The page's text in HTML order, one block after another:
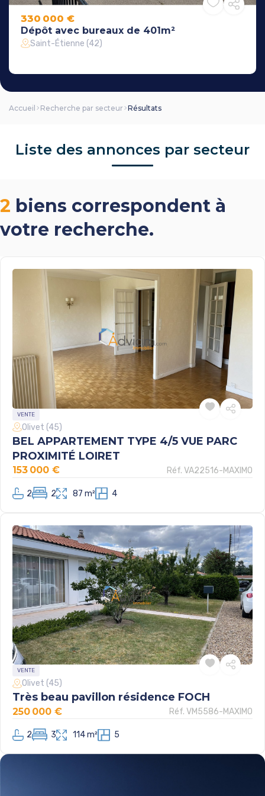
Dépôt avec bureaux de 401m²
330 000 €
Saint-Étienne (42)
Accueil Recherche par secteur Résultats
Liste des annonces par secteur
2 biens correspondent à
votre recherche.
VENTE
Réf. VA22516-MAXIMO
Olivet (45)
BEL APPARTEMENT TYPE 4/5 VUE PARC
PROXIMITÉ LOIRET
2 2 87 m² 4
153 000 €
VENTE
Réf. VM5586-MAXIMO
Olivet (45)
Très beau pavillon résidence FOCH
2 3 114 m² 5
250 000 €